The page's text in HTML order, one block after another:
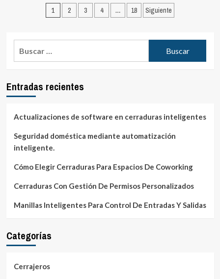
Cierre
Domóticos
Paginación
entradas
1 2 3 4 … 18 Siguiente
Entradas recientes
Actualizaciones de software en cerraduras inteligentes
Seguridad doméstica mediante automatización
inteligente.
Cómo Elegir Cerraduras Para Espacios De Coworking
Cerraduras Con Gestión De Permisos Personalizados
Manillas Inteligentes Para Control De Entradas Y Salidas
Categorías
Cerrajeros